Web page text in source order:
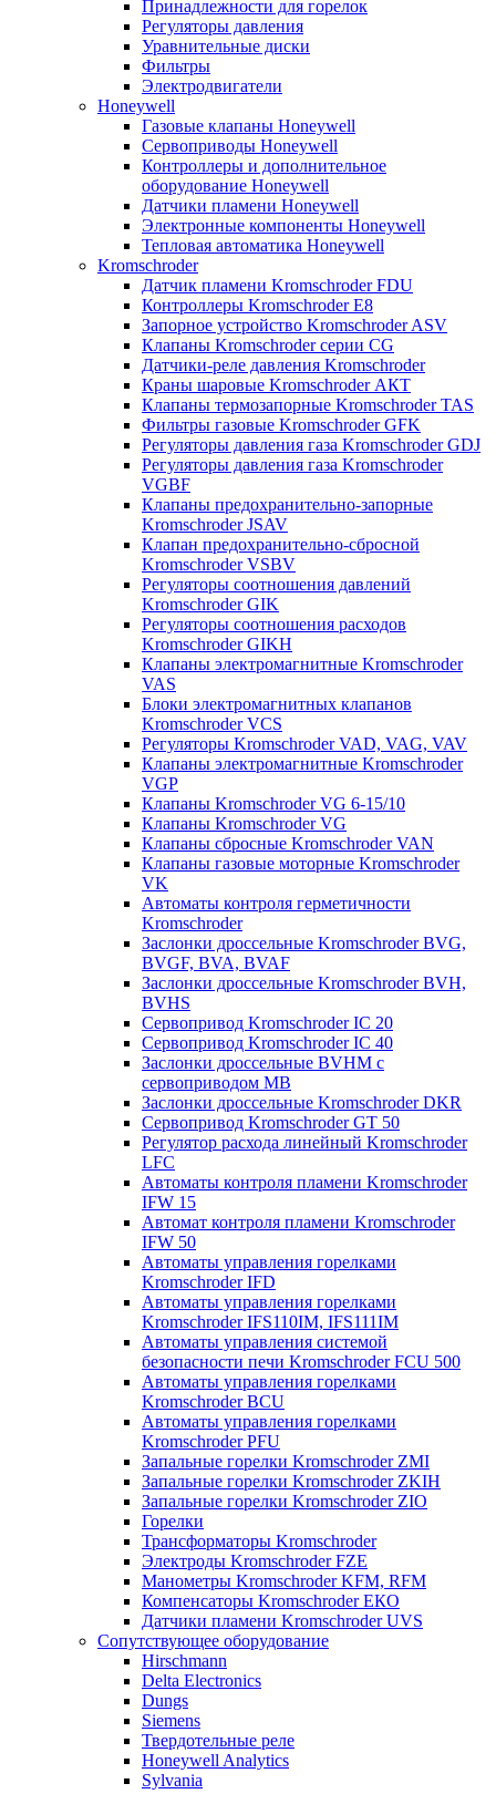
Принадлежности для горелок
Регуляторы давления
Уравнительные диски
Фильтры
Электродвигатели
Honeywell
Газовые клапаны Honeywell
Сервоприводы Honeywell
Контроллеры и дополнительное
оборудование Honeywell
Датчики пламени Honeywell
Электронные компоненты Honeywell
Тепловая автоматика Honeywell
Kromschroder
Датчик пламени Kromschroder FDU
Контроллеры Kromschroder E8
Запорное устройство Kromschroder ASV
Клапаны Kromschroder серии CG
Датчики-реле давления Kromschroder
Краны шаровые Kromschroder АКТ
Клапаны термозапорные Kromschroder TAS
Фильтры газовые Kromschroder GFK
Регуляторы давления газа Kromschroder GDJ
Регуляторы давления газа Kromschroder
VGBF
Клапаны предохранительно-запорные
Kromschroder JSAV
Клапан предохранительно-сбросной
Kromschroder VSBV
Регуляторы соотношения давлений
Kromschroder GIK
Регуляторы соотношения расходов
Kromschroder GIKH
Клапаны электромагнитные Kromschroder
VAS
Блоки электромагнитных клапанов
Kromschroder VCS
Регуляторы Kromschroder VAD, VAG, VAV
Клапаны электромагнитные Kromschroder
VGP
Клапаны Kromschroder VG 6-15/10
Клапаны Kromschroder VG
Клапаны сбросные Kromschroder VAN
Клапаны газовые моторные Kromschroder
VK
Автоматы контроля герметичности
Kromschroder
Заслонки дроссельные Kromschroder BVG,
BVGF, BVA, BVAF
Заслонки дроссельные Kromschroder BVH,
BVHS
Сервопривод Kromschroder IC 20
Сервопривод Kromschroder IC 40
Заслонки дроссельные BVHM с
сервоприводом МВ
Заслонки дроссельные Kromschroder DKR
Cервопривод Kromschroder GT 50
Регулятор расхода линейный Kromschroder
LFC
Автоматы контроля пламени Kromschroder
IFW 15
Автомат контроля пламени Kromschroder
IFW 50
Автоматы управления горелками
Kromschroder IFD
Автоматы управления горелками
Kromschroder IFS110IM, IFS111IM
Автоматы управления системой
безопасности печи Kromschroder FCU 500
Автоматы управления горелками
Kromschroder BCU
Автоматы управления горелками
Kromschroder PFU
Запальные горелки Kromschroder ZМI
Запальные горелки Kromschroder ZKIH
Запальные горелки Kromschroder ZIO
Горелки
Трансформаторы Kromschroder
Электроды Kromschroder FZE
Манометры Kromschroder KFM, RFM
Компенсаторы Kromschroder ЕКО
Датчики пламени Kromschroder UVS
Сопутствующее оборудование
Hirschmann
Delta Electronics
Dungs
Siemens
Твердотельные реле
Honeywell Analytics
Sylvania